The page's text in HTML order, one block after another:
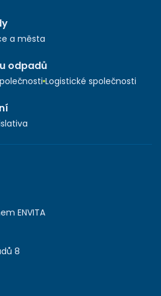
a města
odpadů
Logistické společnosti
ENVITA
8